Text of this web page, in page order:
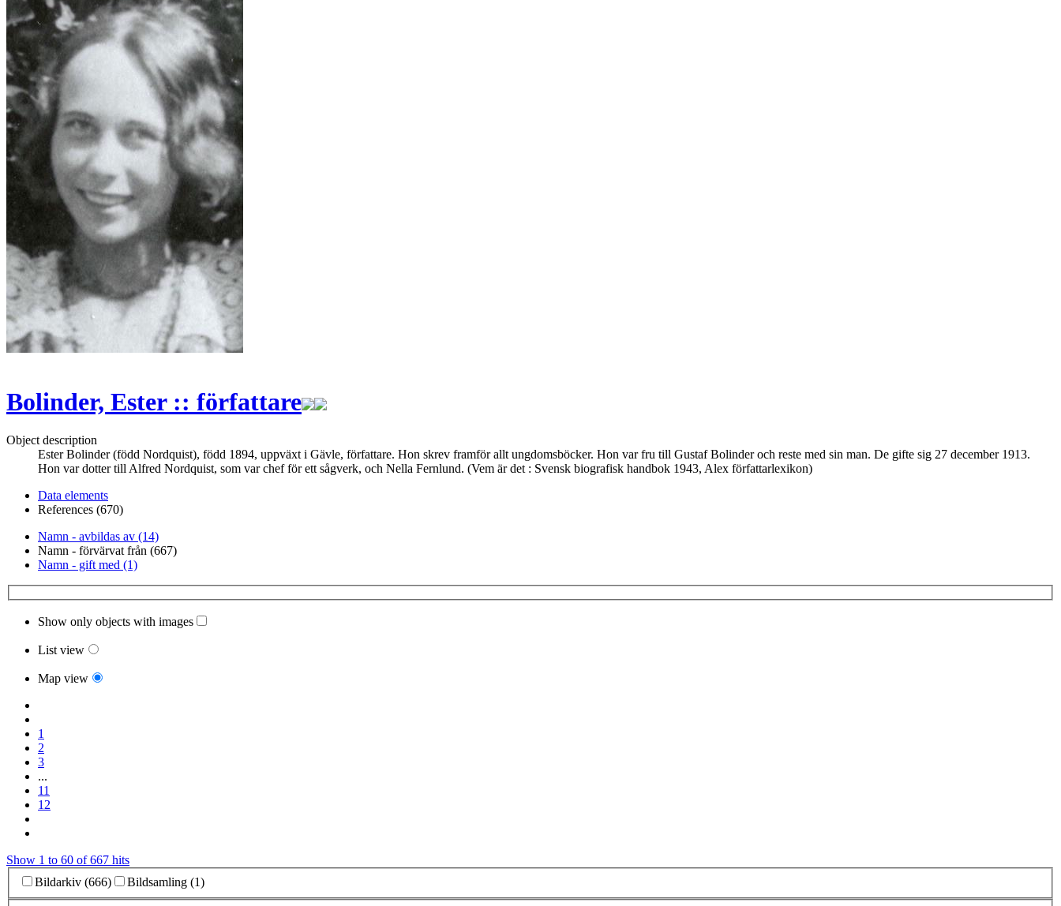
Bolinder, Ester :: författare
Object description
Ester Bolinder (född Nordquist), född 1894, uppväxt i Gävle, författare. Hon skrev framför allt ungdomsböcker. Hon var fru till Gustaf Bolinder och reste med sin man. De gifte sig 27 december 1913.
Hon var dotter till Alfred Nordquist, som var chef för ett sågverk, och Nella Fernlund. (Vem är det : Svensk biografisk handbok 1943, Alex författarlexikon)
Data elements
References (670)
Namn - avbildas av (14)
Namn - förvärvat från (667)
Namn - gift med (1)
Show only objects with images
List view
Map view
1
2
3
...
11
12
Show 1 to 60 of 667 hits
Bildarkiv (666)
Bildsamling (1)